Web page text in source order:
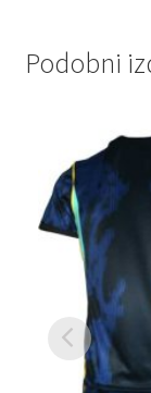
Podobni